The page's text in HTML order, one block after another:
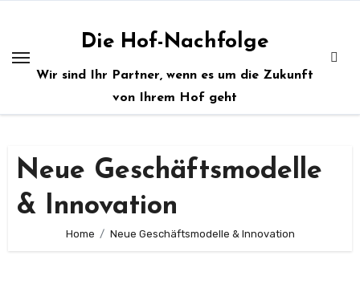
springen
Die Hof-Nachfolge
Wir sind Ihr Partner, wenn es um die Zukunft
von Ihrem Hof geht
Neue Geschäftsmodelle
& Innovation
Home Neue Geschäftsmodelle & Innovation